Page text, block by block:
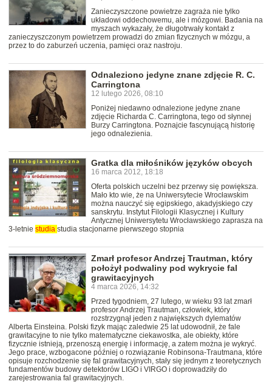
Zanieczyszczone powietrze zagraża nie tylko
układowi oddechowemu, ale i mózgowi. Badania na
myszach wykazały, że długotrwały kontakt z
zanieczyszczonym powietrzem prowadzi do zmian fizycznych w mózgu, a
przez to do zaburzeń uczenia, pamięci oraz nastroju.
Odnaleziono jedyne znane zdjęcie R. C.
Carringtona
12 lutego 2026, 08:10
Poniżej niedawno odnalezione jedyne znane
zdjęcie Richarda C. Carringtona, tego od słynnej
Burzy Carringtona. Poznajcie fascynującą historię
jego odnalezienia.
Gratka dla miłośników języków obcych
16 marca 2012, 18:18
Oferta polskich uczelni bez przerwy się powiększa.
Mało kto wie, że na Uniwersytecie Wrocławskim
można nauczyć się egipskiego, akadyjskiego czy
sanskrytu. Instytut Filologii Klasycznej i Kultury
Antycznej Uniwersytetu Wrocławskiego zaprasza na
3-letnie studia studia stacjonarne pierwszego stopnia
Zmarł profesor Andrzej Trautman, który
położył podwaliny pod wykrycie fal
grawitacyjnych
4 marca 2026, 14:32
Przed tygodniem, 27 lutego, w wieku 93 lat zmarł
profesor Andrzej Trautman, człowiek, który
rozstrzygnął jeden z największych dylematów
Alberta Einsteina. Polski fizyk mając zaledwie 25 lat udowodnił, że fale
grawitacyjne to nie tylko matematyczne ciekawostka, ale obiekty, które
fizycznie istnieją, przenoszą energię i informację, a zatem można je wykryć.
Jego prace, wzbogacone później o rozwiązanie Robinsona-Trautmana, które
opisuje rozchodzenie się fal grawitacyjnych, stały się jednym z teoretycznych
fundamentów budowy detektorów LIGO i VIRGO i doprowadziły do
zarejestrowania fal grawitacyjnych.